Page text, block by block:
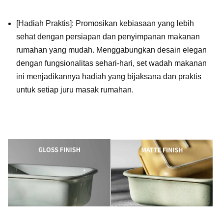
[Hadiah Praktis]: Promosikan kebiasaan yang lebih
sehat dengan persiapan dan penyimpanan makanan
rumahan yang mudah. Menggabungkan desain elegan
dengan fungsionalitas sehari-hari, set wadah makanan
ini menjadikannya hadiah yang bijaksana dan praktis
untuk setiap juru masak rumahan.